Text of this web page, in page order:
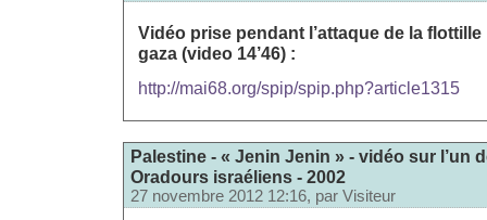
Vidéo prise pendant l’attaque de la
gaza (video 14’46) :
http://mai68.org/spip/spip.php?article1315
Palestine - « Jenin Jenin » - vidéo sur l’un
Oradours israéliens - 2002
27 novembre 2012 12:16, par Visiteur